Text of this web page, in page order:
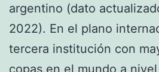
argentino (dato
2022). En el plano
tercera institución con
copas en el mundo a